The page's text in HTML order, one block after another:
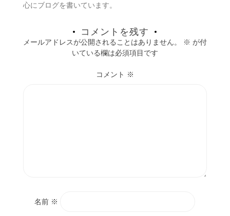
心にブログを書いています。
コメントを残す
メールアドレスが公開されることはありません。 ※ が付
いている欄は必須項目です
コメント ※
名前 ※